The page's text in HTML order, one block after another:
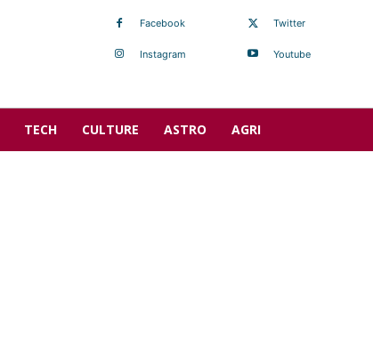
Facebook
Instagram
Twitter
Youtube
TECH CULTURE ASTRO AGRI